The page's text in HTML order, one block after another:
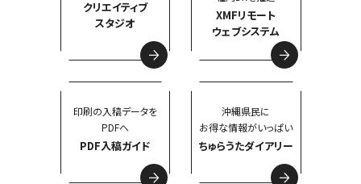
クリエイティブ
スタジオ
XMFリモート
ウェブシステム
印刷の入稿データを
PDFへ
PDF入稿ガイド
沖縄県民に
お得な情報がいっぱい
ちゅらうたダイアリー